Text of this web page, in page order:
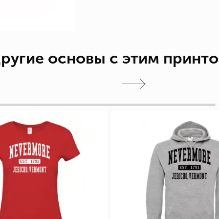
основы с этим